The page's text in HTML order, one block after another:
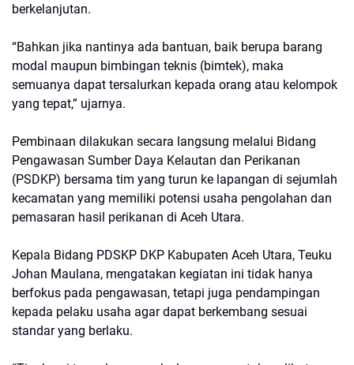
berkelanjutan.
“Bahkan jika nantinya ada bantuan, baik berupa barang
modal maupun bimbingan teknis (bimtek), maka
semuanya dapat tersalurkan kepada orang atau kelompok
yang tepat,” ujarnya.
Pembinaan dilakukan secara langsung melalui Bidang
Pengawasan Sumber Daya Kelautan dan Perikanan
(PSDKP) bersama tim yang turun ke lapangan di sejumlah
kecamatan yang memiliki potensi usaha pengolahan dan
pemasaran hasil perikanan di Aceh Utara.
Kepala Bidang PDSKP DKP Kabupaten Aceh Utara, Teuku
Johan Maulana, mengatakan kegiatan ini tidak hanya
berfokus pada pengawasan, tetapi juga pendampingan
kepada pelaku usaha agar dapat berkembang sesuai
standar yang berlaku.